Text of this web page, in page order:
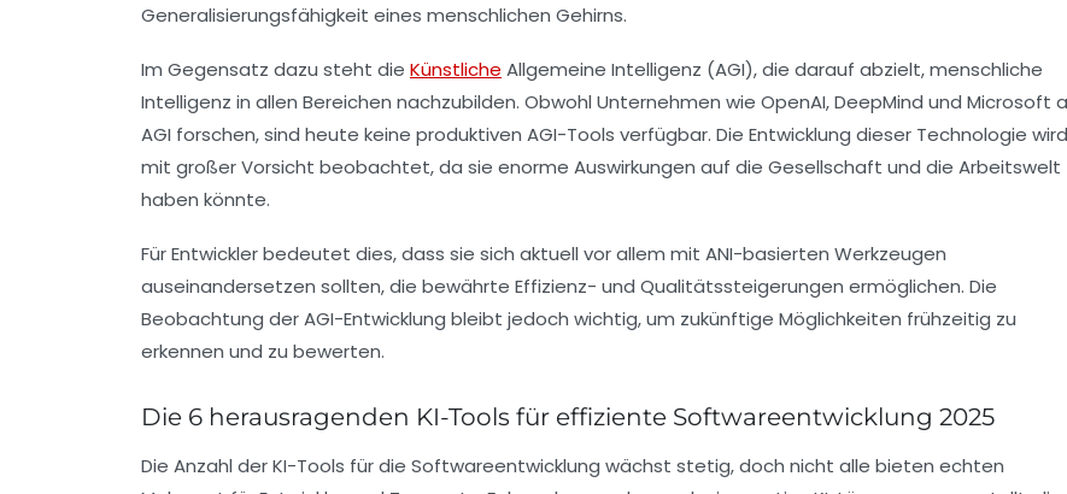
Generalisierungsfähigkeit eines menschlichen Gehirns.
Im Gegensatz dazu steht die Künstliche Allgemeine Intelligenz (AGI), die darauf abzielt, menschliche
Intelligenz in allen Bereichen nachzubilden. Obwohl Unternehmen wie OpenAI, DeepMind und Microsoft
AGI forschen, sind heute keine produktiven AGI-Tools verfügbar. Die Entwicklung dieser Technologie wird
mit großer Vorsicht beobachtet, da sie enorme Auswirkungen auf die Gesellschaft und die Arbeitswelt
haben könnte.
Für Entwickler bedeutet dies, dass sie sich aktuell vor allem mit ANI-basierten Werkzeugen
auseinandersetzen sollten, die bewährte Effizienz- und Qualitätssteigerungen ermöglichen. Die
Beobachtung der AGI-Entwicklung bleibt jedoch wichtig, um zukünftige Möglichkeiten frühzeitig zu
erkennen und zu bewerten.
Die 6 herausragenden KI-Tools für effiziente Softwareentwicklung 2025
Die Anzahl der KI-Tools für die Softwareentwicklung wächst stetig, doch nicht alle bieten echten